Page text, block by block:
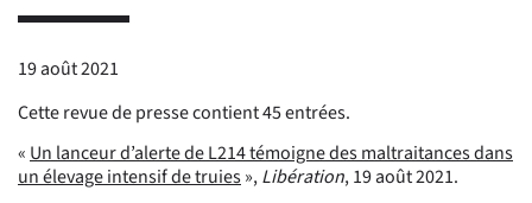
19 août 2021
Cette revue de presse contient 45 entrées.
« Un lanceur d’alerte de L214 témoigne des maltraitances dans
un élevage intensif de truies»,Libération, 19 août 2021.